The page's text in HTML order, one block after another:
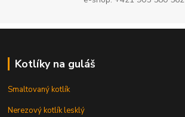
Kotlíky na guláš
Smaltovaný kotlík
Nerezový kotlík lesklý